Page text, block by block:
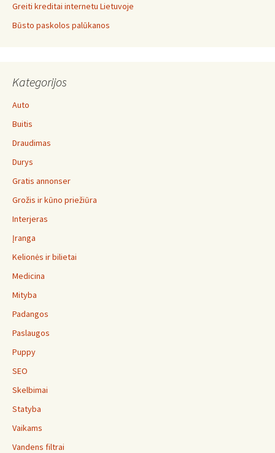
Greiti kreditai internetu Lietuvoje
Būsto paskolos palūkanos
Kategorijos
Auto
Buitis
Draudimas
Durys
Gratis annonser
Grožis ir kūno priežiūra
Interjeras
Įranga
Kelionės ir bilietai
Medicina
Mityba
Padangos
Paslaugos
Puppy
SEO
Skelbimai
Statyba
Vaikams
Vandens filtrai